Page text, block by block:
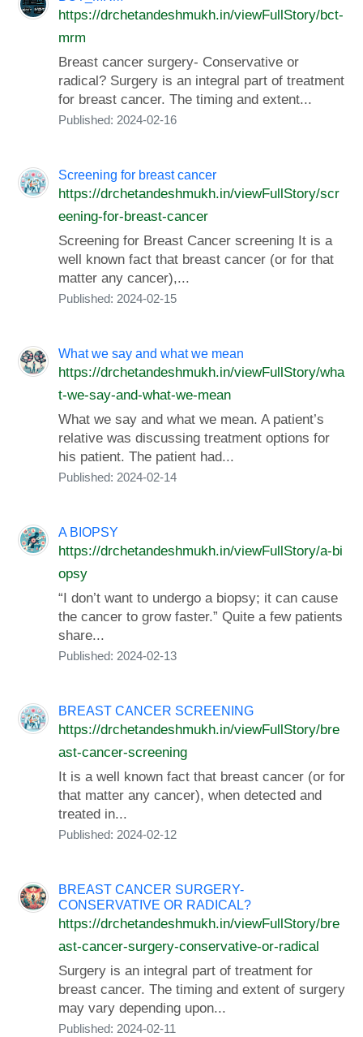
https://drchetandeshmukh.in/viewFullStory/bct-
mrm
Breast cancer surgery- Conservative or
radical? Surgery is an integral part of treatment
for breast cancer. The timing and extent...
Published: 2024-02-16
Screening for breast cancer
https://drchetandeshmukh.in/viewFullStory/scr
eening-for-breast-cancer
Screening for Breast Cancer screening It is a
well known fact that breast cancer (or for that
matter any cancer),...
Published: 2024-02-15
What we say and what we mean
https://drchetandeshmukh.in/viewFullStory/wha
t-we-say-and-what-we-mean
What we say and what we mean. A patient’s
relative was discussing treatment options for
his patient. The patient had...
Published: 2024-02-14
A BIOPSY
https://drchetandeshmukh.in/viewFullStory/a-bi
opsy
“I don’t want to undergo a biopsy; it can cause
the cancer to grow faster.” Quite a few patients
share...
Published: 2024-02-13
BREAST CANCER SCREENING
https://drchetandeshmukh.in/viewFullStory/bre
ast-cancer-screening
It is a well known fact that breast cancer (or for
that matter any cancer), when detected and
treated in...
Published: 2024-02-12
BREAST CANCER SURGERY-
CONSERVATIVE OR RADICAL?
https://drchetandeshmukh.in/viewFullStory/bre
ast-cancer-surgery-conservative-or-radical
Surgery is an integral part of treatment for
breast cancer. The timing and extent of surgery
may vary depending upon...
Published: 2024-02-11